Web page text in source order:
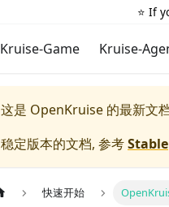
⭐️ If
Kruise-Game Kruise-
这是 OpenKruise 的最新文
稳定版本的文档, 参考Stable
快速开始